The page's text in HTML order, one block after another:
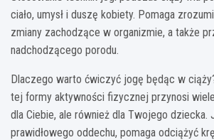
ciało, umysł i duszę kobiety. Pomaga
zmiany zachodzące w organizmie, a także
nadchodzącego porodu.
Dlaczego warto ćwiczyć jogę będąc w
tej formy aktywności fizycznej przynosi
dla Ciebie, ale również dla Twojego dziecka.
prawidłowego oddechu, pomaga odciążyć